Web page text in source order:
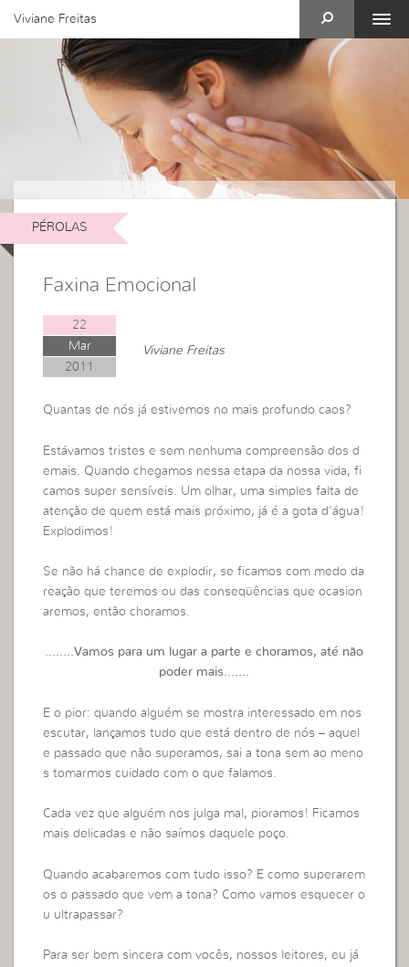
Viviane Freitas
PÉROLAS
Faxina Emocional
22
Mar
2011
Viviane Freitas
Quantas de nós já estivemos no mais profundo caos?
Estávamos tristes e sem nenhuma compreensão dos d
emais. Quando chegamos nessa etapa da nossa vida, fi
camos super sensíveis. Um olhar, uma simples falta de
atenção de quem está mais próximo, já é a gota d’água!
Explodimos!
Se não há chance de explodir, se ficamos com medo da
reação que teremos ou das conseqüências que ocasion
aremos, então choramos.
……..Vamos para um lugar a parte e choramos, até não
poder mais…….
E o pior: quando alguém se mostra interessado em nos
escutar, lançamos tudo que está dentro de nós – aquel
e passado que não superamos, sai a tona sem ao meno
s tomarmos cuidado com o que falamos.
Cada vez que alguém nos julga mal, pioramos! Ficamos
mais delicadas e não saímos daquele poço.
Quando acabaremos com tudo isso? E como superarem
os o passado que vem a tona? Como vamos esquecer o
u ultrapassar?
Para ser bem sincera com vocês, nossos leitores, eu já